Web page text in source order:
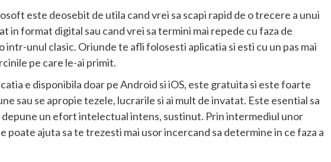
este deosebit de utila cand vrei sa scapi rapid de o trecere a unui
in format digital sau cand vrei sa termini mai repede cu faza de
unul clasic. Oriunde te afli folosesti aplicatia si esti cu un pas mai
pe care le-ai primit.
e disponibila doar pe Android si iOS, este gratuita si este foarte
sau se apropie tezele, lucrarile si ai mult de invatat. Este esential sa
un efort intelectual intens, sustinut. Prin intermediul unor
ajuta sa te trezesti mai usor incercand sa determine in ce faza a